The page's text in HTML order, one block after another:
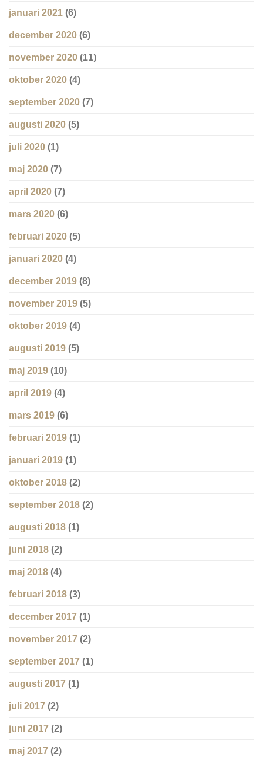
januari 2021 (6)
december 2020 (6)
november 2020 (11)
oktober 2020 (4)
september 2020 (7)
augusti 2020 (5)
juli 2020 (1)
maj 2020 (7)
april 2020 (7)
mars 2020 (6)
februari 2020 (5)
januari 2020 (4)
december 2019 (8)
november 2019 (5)
oktober 2019 (4)
augusti 2019 (5)
maj 2019 (10)
april 2019 (4)
mars 2019 (6)
februari 2019 (1)
januari 2019 (1)
oktober 2018 (2)
september 2018 (2)
augusti 2018 (1)
juni 2018 (2)
maj 2018 (4)
februari 2018 (3)
december 2017 (1)
november 2017 (2)
september 2017 (1)
augusti 2017 (1)
juli 2017 (2)
juni 2017 (2)
maj 2017 (2)